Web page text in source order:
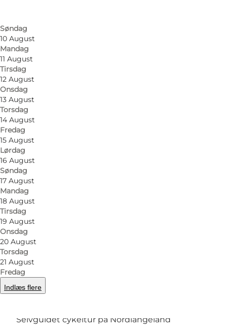
Søndag
10 August
Mandag
11 August
Tirsdag
12 August
Onsdag
13 August
Torsdag
14 August
Fredag
15 August
Lørdag
16 August
Søndag
17 August
Mandag
18 August
Tirsdag
19 August
Onsdag
20 August
Torsdag
21 August
Fredag
Indlæs flere
Foto: Mette Johnsen
Nordruten på Langeland – cykelferie med kyst,
Selvguidet cykeltur på Nordlangeland